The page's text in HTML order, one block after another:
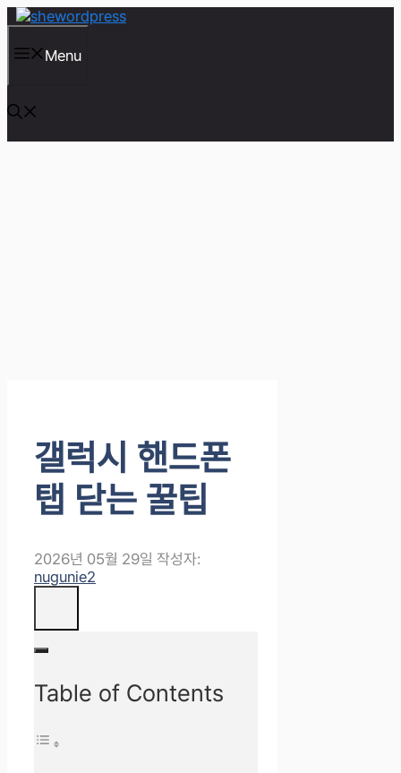
컨
츠
건
너
뛰
기
Menu
갤럭시 핸드폰
탭 닫는 꿀팁
2026년 05월 29일 작성자:
nugunie2
Table of Contents